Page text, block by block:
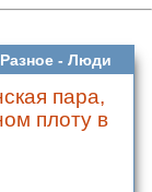
Разное - Люди
пара,
плоту в